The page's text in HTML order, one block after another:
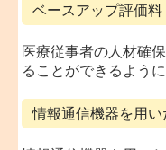
ベースアップ評価料
医療従事者の人材確
ることができるよう
情報通信機器を用